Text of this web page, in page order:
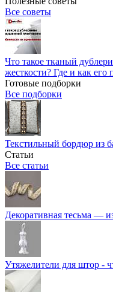
Все советы
Что такое тканый
жесткости? Где и как
Готовые подборки
Все подборки
Текстильный бордюр из
Статьи
Все статьи
Декоративная тесьма —
Утяжелители для штор -